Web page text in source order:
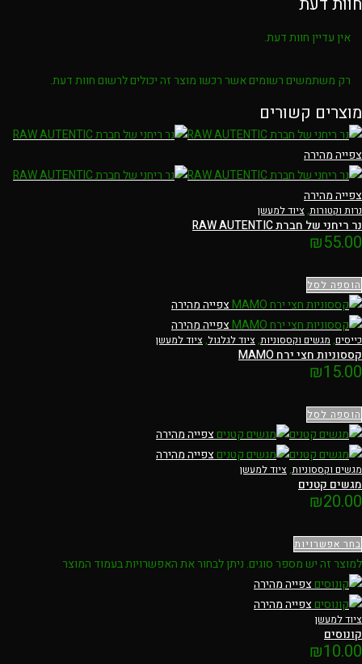
אין עדיין חוות דעת.
רק משתמשים רשומים אשר רכשו מוצר זה יכולים לרשום חוות דעת.
מוצרים קשורים
צפייה מהירה
צפייה מהירה
נרות וקטורות, ציוד למעשן
נר ריחני של חברת RAW AUTENTIC
₪55.00
הוספה לסל
צפייה מהירה
צפייה מהירה
כייסים, מגשים וקססוניות, ציוד לגלגול, ציוד למעשן
קססוניות חצי ירח MAMO
₪15.00
הוספה לסל
צפייה מהירה
צפייה מהירה
מגשים וקססוניות, ציוד למעשן
מגשים קטנים
₪20.00
בחר אפשרויות
למוצר זה יש מספר סוגים. ניתן לבחור את האפשרויות בעמוד המוצר
צפייה מהירה
צפייה מהירה
ציוד למעשן
קונוסים
₪10.00